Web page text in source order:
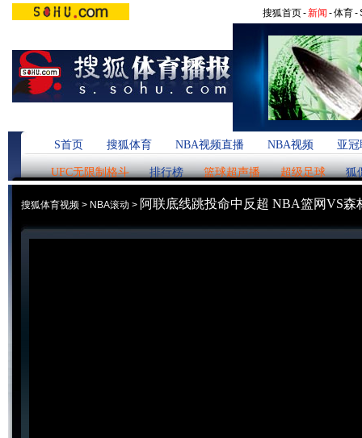
搜狐首页-新闻 -体育-
S首页 搜狐体育 NBA视频直播 NBA视频 亚
UFC无限制格斗 排行榜 篮球超声播 超级足球 狐
搜狐体育视频 > NBA滚动 > 阿联底线跳投命中反超 NBA篮网VS森